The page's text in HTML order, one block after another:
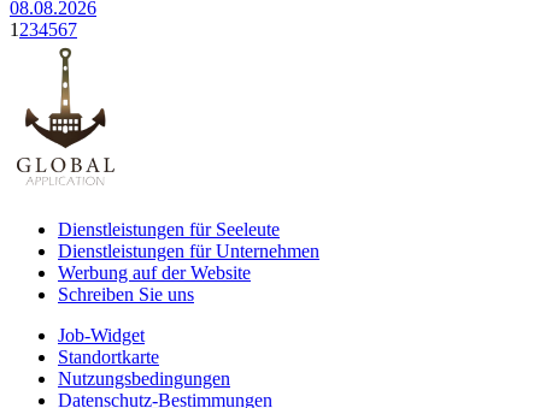
08.08.2026
1 234567
Dienstleistungen für Seeleute
Dienstleistungen für Unternehmen
Werbung auf der Website
Schreiben Sie uns
Job-Widget
Standortkarte
Nutzungsbedingungen
Datenschutz-Bestimmungen